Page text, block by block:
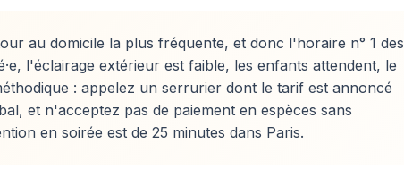
au domicile la plus fréquente, et donc l'horaire n° 1 des
l'éclairage extérieur est faible, les enfants attendent, le
: appelez un serrurier dont le tarif est annoncé
et n'acceptez pas de paiement en espèces sans
en soirée est de 25 minutes dans Paris.